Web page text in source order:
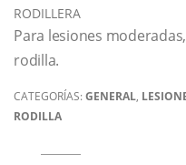
RODILLERA
Para lesiones
rodilla.
CATEGORÍAS:GENERAL,
RODILLA